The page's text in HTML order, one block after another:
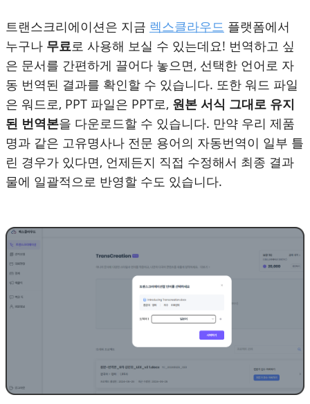
트랜스크리에이션은 지금 렉스클라우드 플랫폼에서
누구나 무료로 사용해 보실 수 있는데요! 번역하고 싶
은 문서를 간편하게 끌어다 놓으면, 선택한 언어로 자
동 번역된 결과를 확인할 수 있습니다. 또한 워드 파일
은 워드로, PPT 파일은 PPT로, 원본 서식 그대로 유지
된 번역본을 다운로드할 수 있습니다. 만약 우리 제품
명과 같은 고유명사나 전문 용어의 자동번역이 일부 틀
린 경우가 있다면, 언제든지 직접 수정해서 최종 결과
물에 일괄적으로 반영할 수도 있습니다.